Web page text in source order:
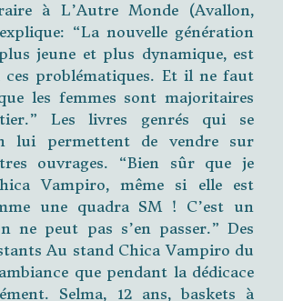
à L’Autre Monde (Avallon,
“La nouvelle génération
jeune et plus dynamique, est
ces problématiques. Et il ne faut
les femmes sont majoritaires
Les livres genrés qui se
lui permettent de vendre sur
ouvrages. “Bien sûr que je
Vampiro, même si elle est
une quadra SM ! C’est un
ne peut pas s’en passer.” Des
Au stand Chica Vampiro du
que pendant la dédicace
Selma, 12 ans, baskets à